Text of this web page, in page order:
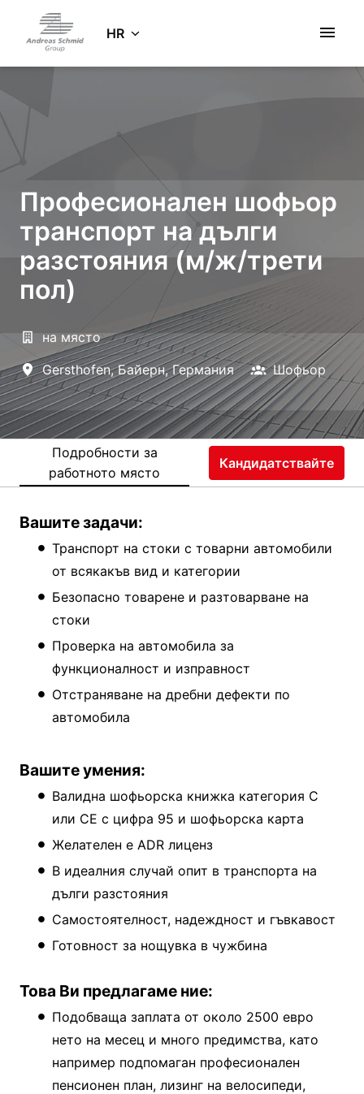
springenStartseite HR
Професионален шофьор
транспорт на дълги
разстояния (м/ж/трети
пол)
на място
Gersthofen, Байерн, Германия Шофьор
Подробности за
работното място
Кандидатствайте
Вашите задачи:
Транспорт на стоки с товарни автомобили
от всякакъв вид и категории
Безопасно товарене и разтоварване на
стоки
Проверка на автомобила за
функционалност и изправност
Отстраняване на дребни дефекти по
автомобила
Вашите умения:
Валидна шофьорска книжка категория C
или CE с цифра 95 и шофьорска карта
Желателен е ADR лиценз
В идеалния случай опит в транспорта на
дълги разстояния
Самостоятелност, надеждност и гъвкавост
Готовност за нощувка в чужбина
Това Ви предлагаме ние:
Подобваща заплата от около 2500 евро
нето на месец и много предимства, като
например подпомаган професионален
пенсионен план, лизинг на велосипеди,